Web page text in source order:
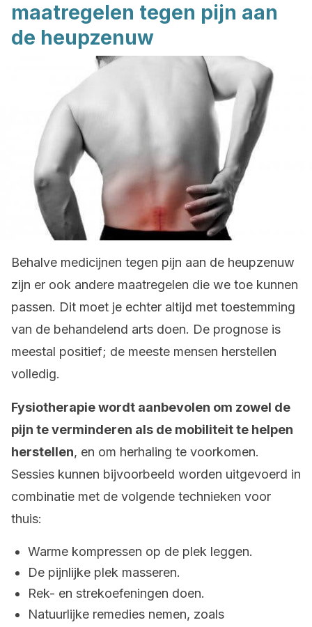
maatregelen tegen pijn aan
de heupzenuw
Behalve medicijnen tegen pijn aan de heupzenuw
zijn er ook andere maatregelen die we toe kunnen
passen. Dit moet je echter altijd met toestemming
van de behandelend arts doen. De prognose is
meestal positief; de meeste mensen herstellen
volledig.
Fysiotherapie wordt aanbevolen om zowel de
pijn te verminderen als de mobiliteit te helpen
herstellen, en om herhaling te voorkomen.
Sessies kunnen bijvoorbeeld worden uitgevoerd in
combinatie met de volgende technieken voor
thuis:
Warme kompressen op de plek leggen.
De pijnlijke plek masseren.
Rek- en strekoefeningen doen.
Natuurlijke remedies nemen, zoals